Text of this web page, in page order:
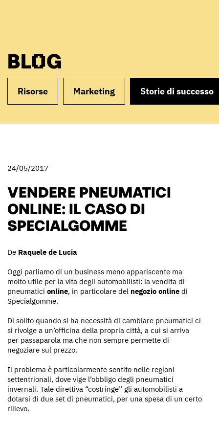
BLOG
Risorse Marketing Storie di successo
24/05/2017
VENDERE PNEUMATICI
ONLINE: IL CASO DI
SPECIALGOMME
De Raquele de Lucia
Oggi parliamo di un business meno appariscente ma
molto utile per la vita degli automobilisti: la vendita di
pneumatici online, in particolare del negozio online di
Specialgomme.
Di solito quando si ha necessità di cambiare pneumatici ci
si rivolge a un’officina della propria città, a cui si arriva
per passaparola ma che non sempre permette di
negoziare sul prezzo.
Il problema è particolarmente sentito nelle regioni
settentrionali, dove vige l’obbligo degli pneumatici
invernali. Tale direttiva “costringe” gli automobilisti a
dotarsi di due set di pneumatici, per una spesa di un certo
rilievo.